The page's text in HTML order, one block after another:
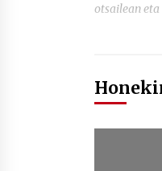
otsailean